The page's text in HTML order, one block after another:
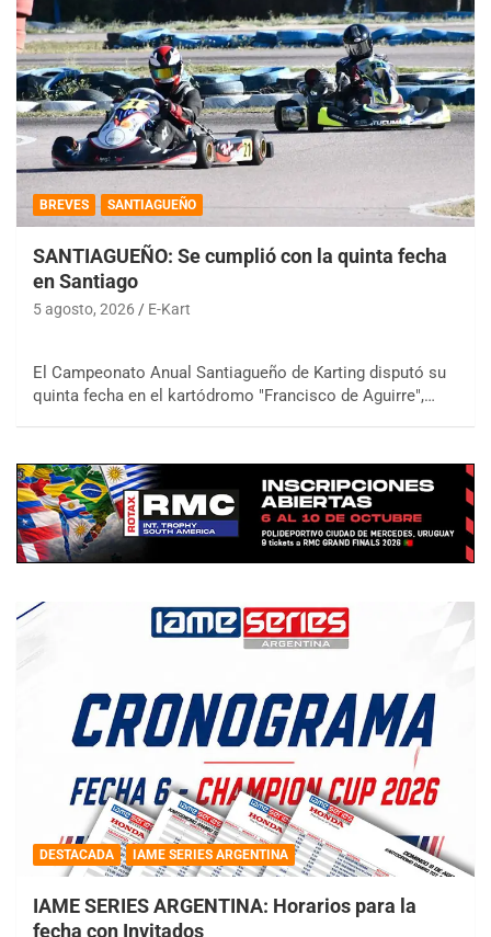
BREVES SANTIAGUEÑO
SANTIAGUEÑO: Se cumplió con la quinta fecha
en Santiago
5 agosto, 2026 E-Kart
El Campeonato Anual Santiagueño de Karting disputó su
quinta fecha en el kartódromo "Francisco de Aguirre",…
DESTACADA IAME SERIES ARGENTINA
IAME SERIES ARGENTINA: Horarios para la
fecha con Invitados